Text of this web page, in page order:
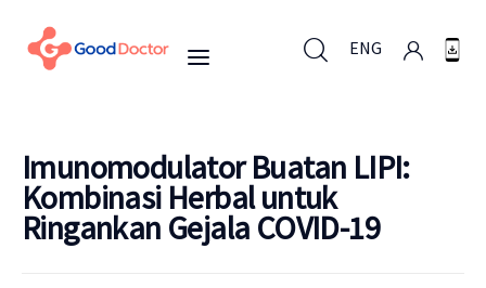
ENG
ENG
Untuk Bisnis
Imunomodulator Buatan LIPI:
Kombinasi Herbal untuk
Ringankan Gejala COVID-19